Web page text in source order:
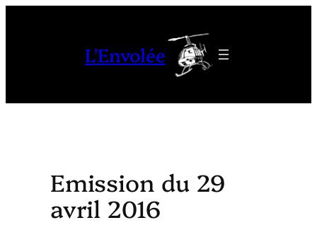
L'Envolée
Emission du 29
avril 2016